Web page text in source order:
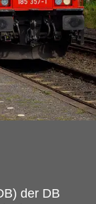
der DB